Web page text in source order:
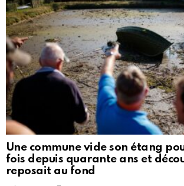
Une commune vide son étang
fois depuis quarante ans et
reposait au fond